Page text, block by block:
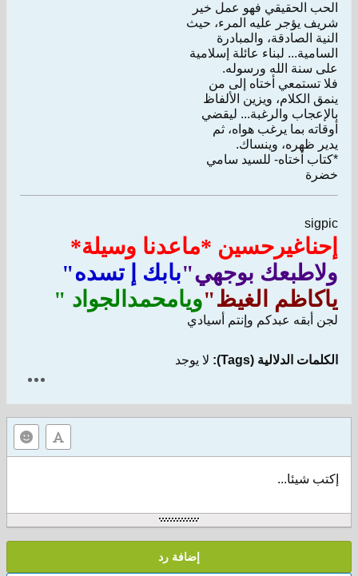
ﺍﻟﺤﺐ ﺍﻟﺤﻘﻴﻘﻲ ﻓﻬﻮ ﻋﻤﻞ ﺧﻴﺮ
ﺷﺮﻳﻒ ﻳﺆﺟﺮ ﻋﻠﻴﻪ ﺍﻟﻤﺮﺀ، ﺣﻴﺚ
ﺍﻟﻨﻴﺔ ﺍﻟﺼﺎﺩﻗﺔ، ﻭﺍﻟﻤﺒﺎﺩﺭﺓ
ﺍﻟﺴﺎﻣﻴﺔ... ﻟﺒﻨﺎﺀ ﻋﺎﺋﻠﺔ ﺇﺳﻼﻣﻴﺔ
ﻋﻠﻰ ﺳﻨﺔ ﺍﻟﻠﻪ ﻭﺭﺳﻮﻟﻪ.
ﻓﻼ ﺗﺴﺘﻤﻌﻲ ﺃﺧﺘﺎﻩ ﺇﻟﻰ ﻣﻦ
ﻳﻨﻤﻖ ﺍﻟﻜﻼﻡ، ﻭﻳﺰﻳﻦ ﺍﻷﻟﻔﺎﻅ
ﺑﺎﻹﻋﺠﺎﺏ ﻭﺍﻟﺮﻏﺒﺔ... ﻟﻴﻘﻀﻲ
ﺃﻭﻗﺎﺗﻪ ﺑﻤﺎ ﻳﺮﻏﺐ ﻫﻮﺍﻩ، ﺛﻢ
ﻳﺪﻳﺮ ﻇﻬﺮﻩ، ﻭﻳﻨﺴﺎﻙ.
*ﻛﺘﺎﺏ ﺃﺧﺘﺎﻩ- ﻟﻠﺴﻴﺪ ﺳﺎﻣﻲ
ﺧﻀﺮﺓ
sigpic
إحناغيرحسين *ماعدنا وسيلة*
ولاطبعك بوجهي"بابك إ تسده"
ياكاظم الغيظ"ويامحمدالجواد "
لجن أبقه عبدكم وإنتم أسيادي
الكلمات الدلالية (Tags): لا يوجد
إكتب شيئا...
إضافة رد